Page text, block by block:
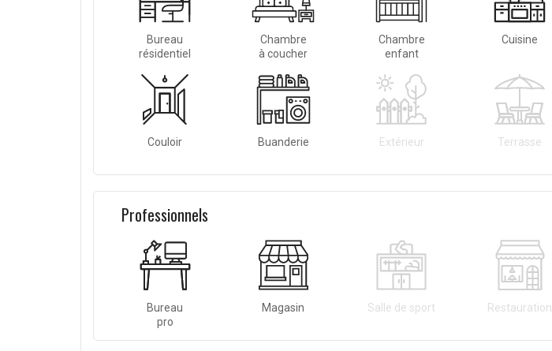
Bureau
résidentiel
Chambre
à coucher
Chambre
enfant
Cuisine
Couloir Buanderie Extérieur Terrasse
Professionnels
Bureau
pro
Magasin Salle de sport Restauration